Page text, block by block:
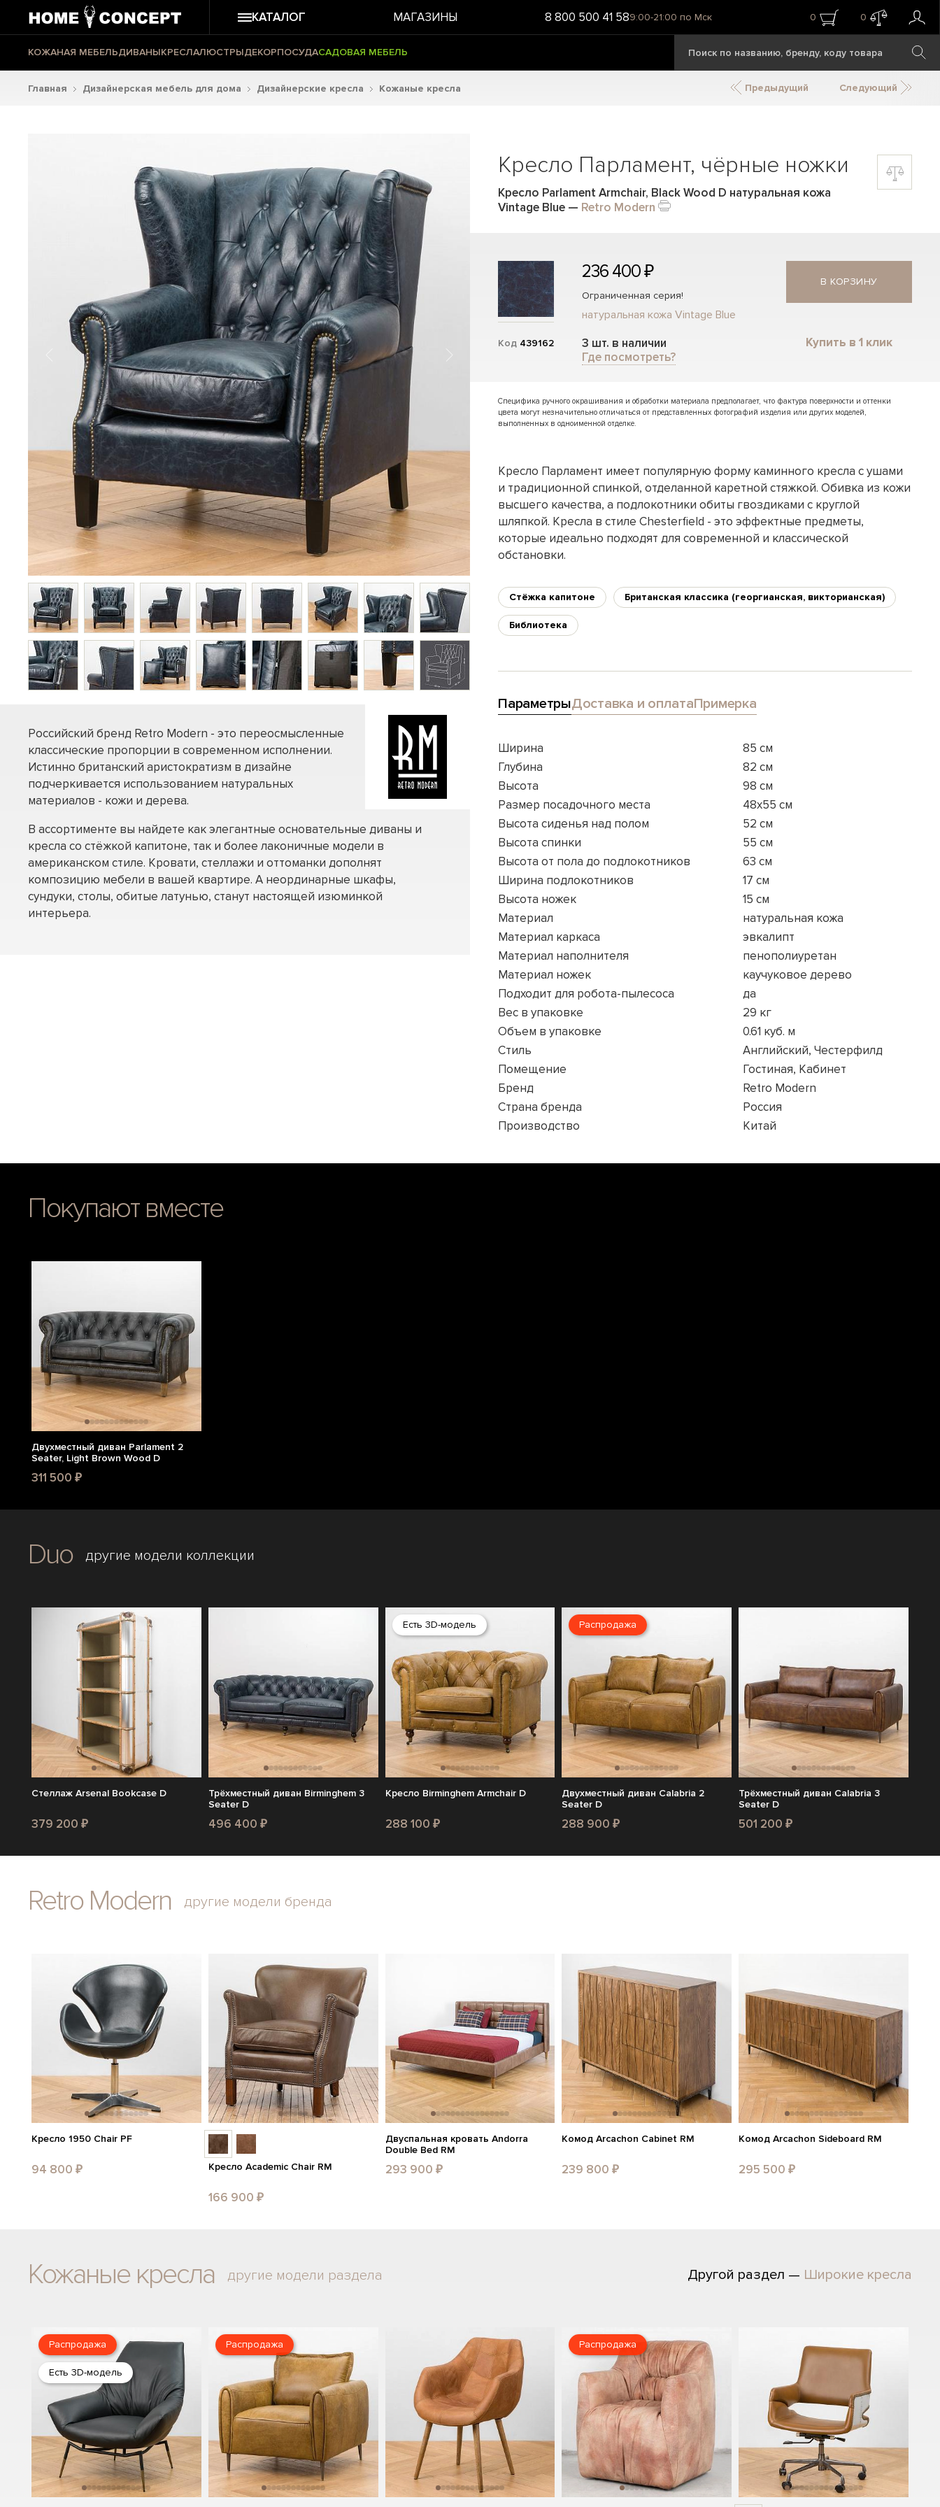
КАТАЛОГ МАГАЗИНЫ 8 800 500 41 589:00-21:00 по Мск 0 0
КОЖАНАЯ МЕБЕЛЬДИВАНЫКРЕСЛАЛЮСТРЫДЕКОРПОСУДАСАДОВАЯ МЕБЕЛЬ
Главная Дизайнерская мебель для дома Дизайнерские кресла Кожаные кресла Предыдущий Следующий
Российский бренд Retro Modern - это переосмысленные
классические пропорции в современном исполнении.
Истинно британский аристократизм в дизайне
подчеркивается использованием натуральных
материалов - кожи и дерева.
В ассортименте вы найдете как элегантные основательные диваны и
кресла со стёжкой капитоне, так и более лаконичные модели в
американском стиле. Кровати, стеллажи и оттоманки дополнят
композицию мебели в вашей квартире. А неординарные шкафы,
сундуки, столы, обитые латунью, станут настоящей изюминкой
интерьера.
Кресло Парламент, чёрные ножки
Кресло Parlament Armchair, Black Wood D натуральная кожа
Vintage Blue — Retro Modern
Код 439162
236 400 ₽
Ограниченная серия!
натуральная кожа Vintage Blue
3 шт. в наличии
Где посмотреть?
В КОРЗИНУ
Купить в 1 клик
Специфика ручного окрашивания и обработки материала предполагает, что фактура поверхности и оттенки
цвета могут незначительно отличаться от представленных фотографий изделия или других моделей,
выполненных в одноименной отделке.
Кресло Парламент имеет популярную форму каминного кресла с ушами
и традиционной спинкой, отделанной каретной стяжкой. Обивка из кожи
высшего качества, а подлокотники обиты гвоздиками с круглой
шляпкой. Кресла в стиле Chesterfield - это эффектные предметы,
которые идеально подходят для современной и классической
обстановки.
Стёжка капитоне Британская классика (георгианская, викторианская)
Библиотека
ПараметрыДоставка и оплатаПримерка
Ширина
85 см
Глубина
82 см
Высота
98 см
Размер посадочного места
48x55 см
Высота сиденья над полом
52 см
Высота спинки
55 см
Высота от пола до подлокотников
63 см
Ширина подлокотников
17 см
Высота ножек
15 см
Материал
натуральная кожа
Материал каркаса
эвкалипт
Материал наполнителя
пенополиуретан
Материал ножек
каучуковое дерево
Подходит для робота-пылесоса
да
Вес в упаковке
29 кг
Объем в упаковке
0.61 куб. м
Стиль
Английский, Честерфилд
Помещение
Гостиная, Кабинет
Бренд
Retro Modern
Страна бренда
Россия
Производство
Китай
Покупают вместе
Двухместный диван Parlament 2
Seater, Light Brown Wood D
311 500 ₽
Duo другие модели коллекции
Стеллаж Arsenal Bookcase D
379 200 ₽
Трёхместный диван Birminghem 3
Seater D
496 400 ₽
Есть 3D-модель
Кресло Birminghem Armchair D
288 100 ₽
Распродажа
Двухместный диван Calabria 2
Seater D
288 900 ₽
Трёхместный диван Calabria 3
Seater D
501 200 ₽
Retro Modern другие модели бренда
Кресло 1950 Chair PF
94 800 ₽ Кресло Academic Chair RM
166 900 ₽
Двуспальная кровать Andorra
Double Bed RM
293 900 ₽
Комод Arcachon Cabinet RM
239 800 ₽
Комод Arcachon Sideboard RM
295 500 ₽
Кожаные кресла другие модели раздела Другой раздел — Широкие кресла
Распродажа
Есть 3D-модель
Распродажа Распродажа